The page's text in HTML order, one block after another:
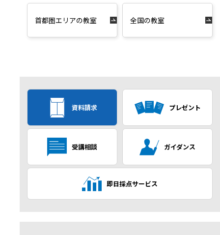
首都圏エリアの教室 全国の教室
資料請求 プレゼント
受講相談 ガイダンス
即日採点サービス